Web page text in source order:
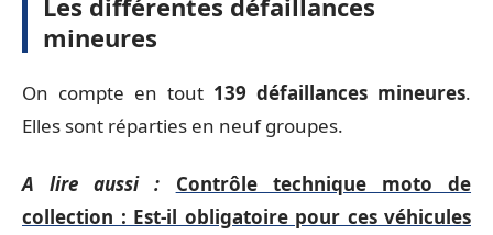
mineures
On compte en tout 139 défaillances mineures.
Elles sont réparties en neuf groupes.
A lire aussi :
Contrôle technique moto de
collection : Est-il obligatoire pour ces véhicules